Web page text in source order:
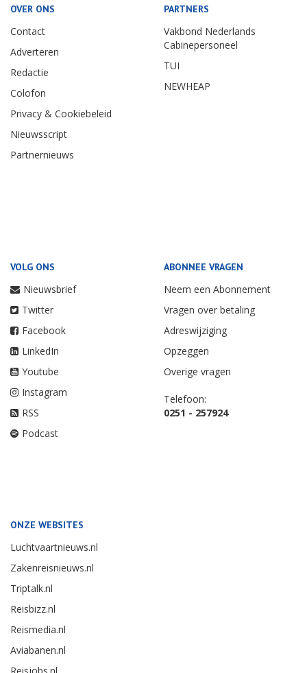
OVER ONS
Contact
Adverteren
Redactie
Colofon
Privacy & Cookiebeleid
Nieuwsscript
Partnernieuws
PARTNERS
Vakbond Nederlands
Cabinepersoneel
TUI
NEWHEAP
VOLG ONS
Nieuwsbrief
Twitter
Facebook
LinkedIn
Youtube
Instagram
RSS
Podcast
ABONNEE VRAGEN
Neem een Abonnement
Vragen over betaling
Adreswijziging
Opzeggen
Overige vragen
Telefoon:
0251 - 257924
ONZE WEBSITES
Luchtvaartnieuws.nl
Zakenreisnieuws.nl
Triptalk.nl
Reisbizz.nl
Reismedia.nl
Aviabanen.nl